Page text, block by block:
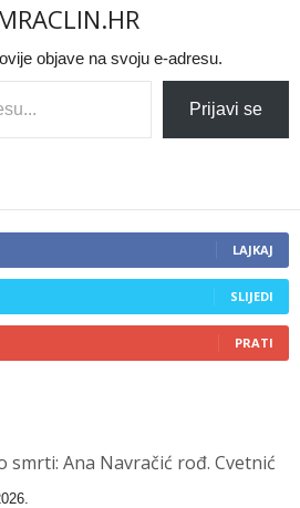
objave na svoju e-adresu.
Prijavi se
LAJKAJ
SLIJEDI
PRATI
smrti: Ana Navračić rođ. Cvetnić